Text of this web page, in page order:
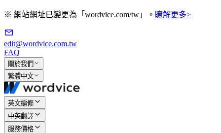
※ 網站網址已變更為「wordvice.com/tw」。 瞭解更多>
edit@wordvice.com.tw
FAQ
關於我們
繁體中文
英文編修
中英翻譯
服務價格